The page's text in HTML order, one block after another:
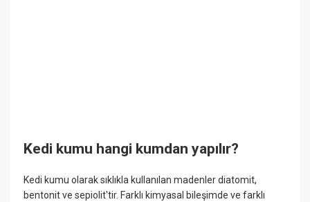
Kedi kumu hangi kumdan yapılır?
Kedi kumu olarak sıklıkla kullanılan madenler diatomit,
bentonit ve sepiolit'tir. Farklı kimyasal bileşimde ve farklı